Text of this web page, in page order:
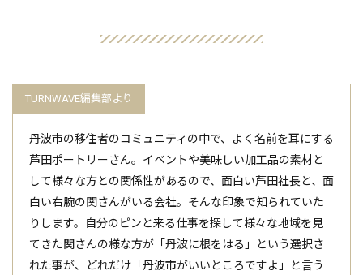
丹波市の移住者のコミュニティの中で、よく名前を耳にする
芦田ポートリーさん。イベントや美味しい加工品の素材と
して様々な方との関係性があるので、面白い芦田社長と、面
白い右腕の関さんがいる会社。そんな印象で知られていた
りします。自分のピンと来る仕事を探して様々な地域を見
てきた関さんの様な方が「丹波に根をはる」という選択さ
れた事が、どれだけ「丹波市がいいところですよ」と言う